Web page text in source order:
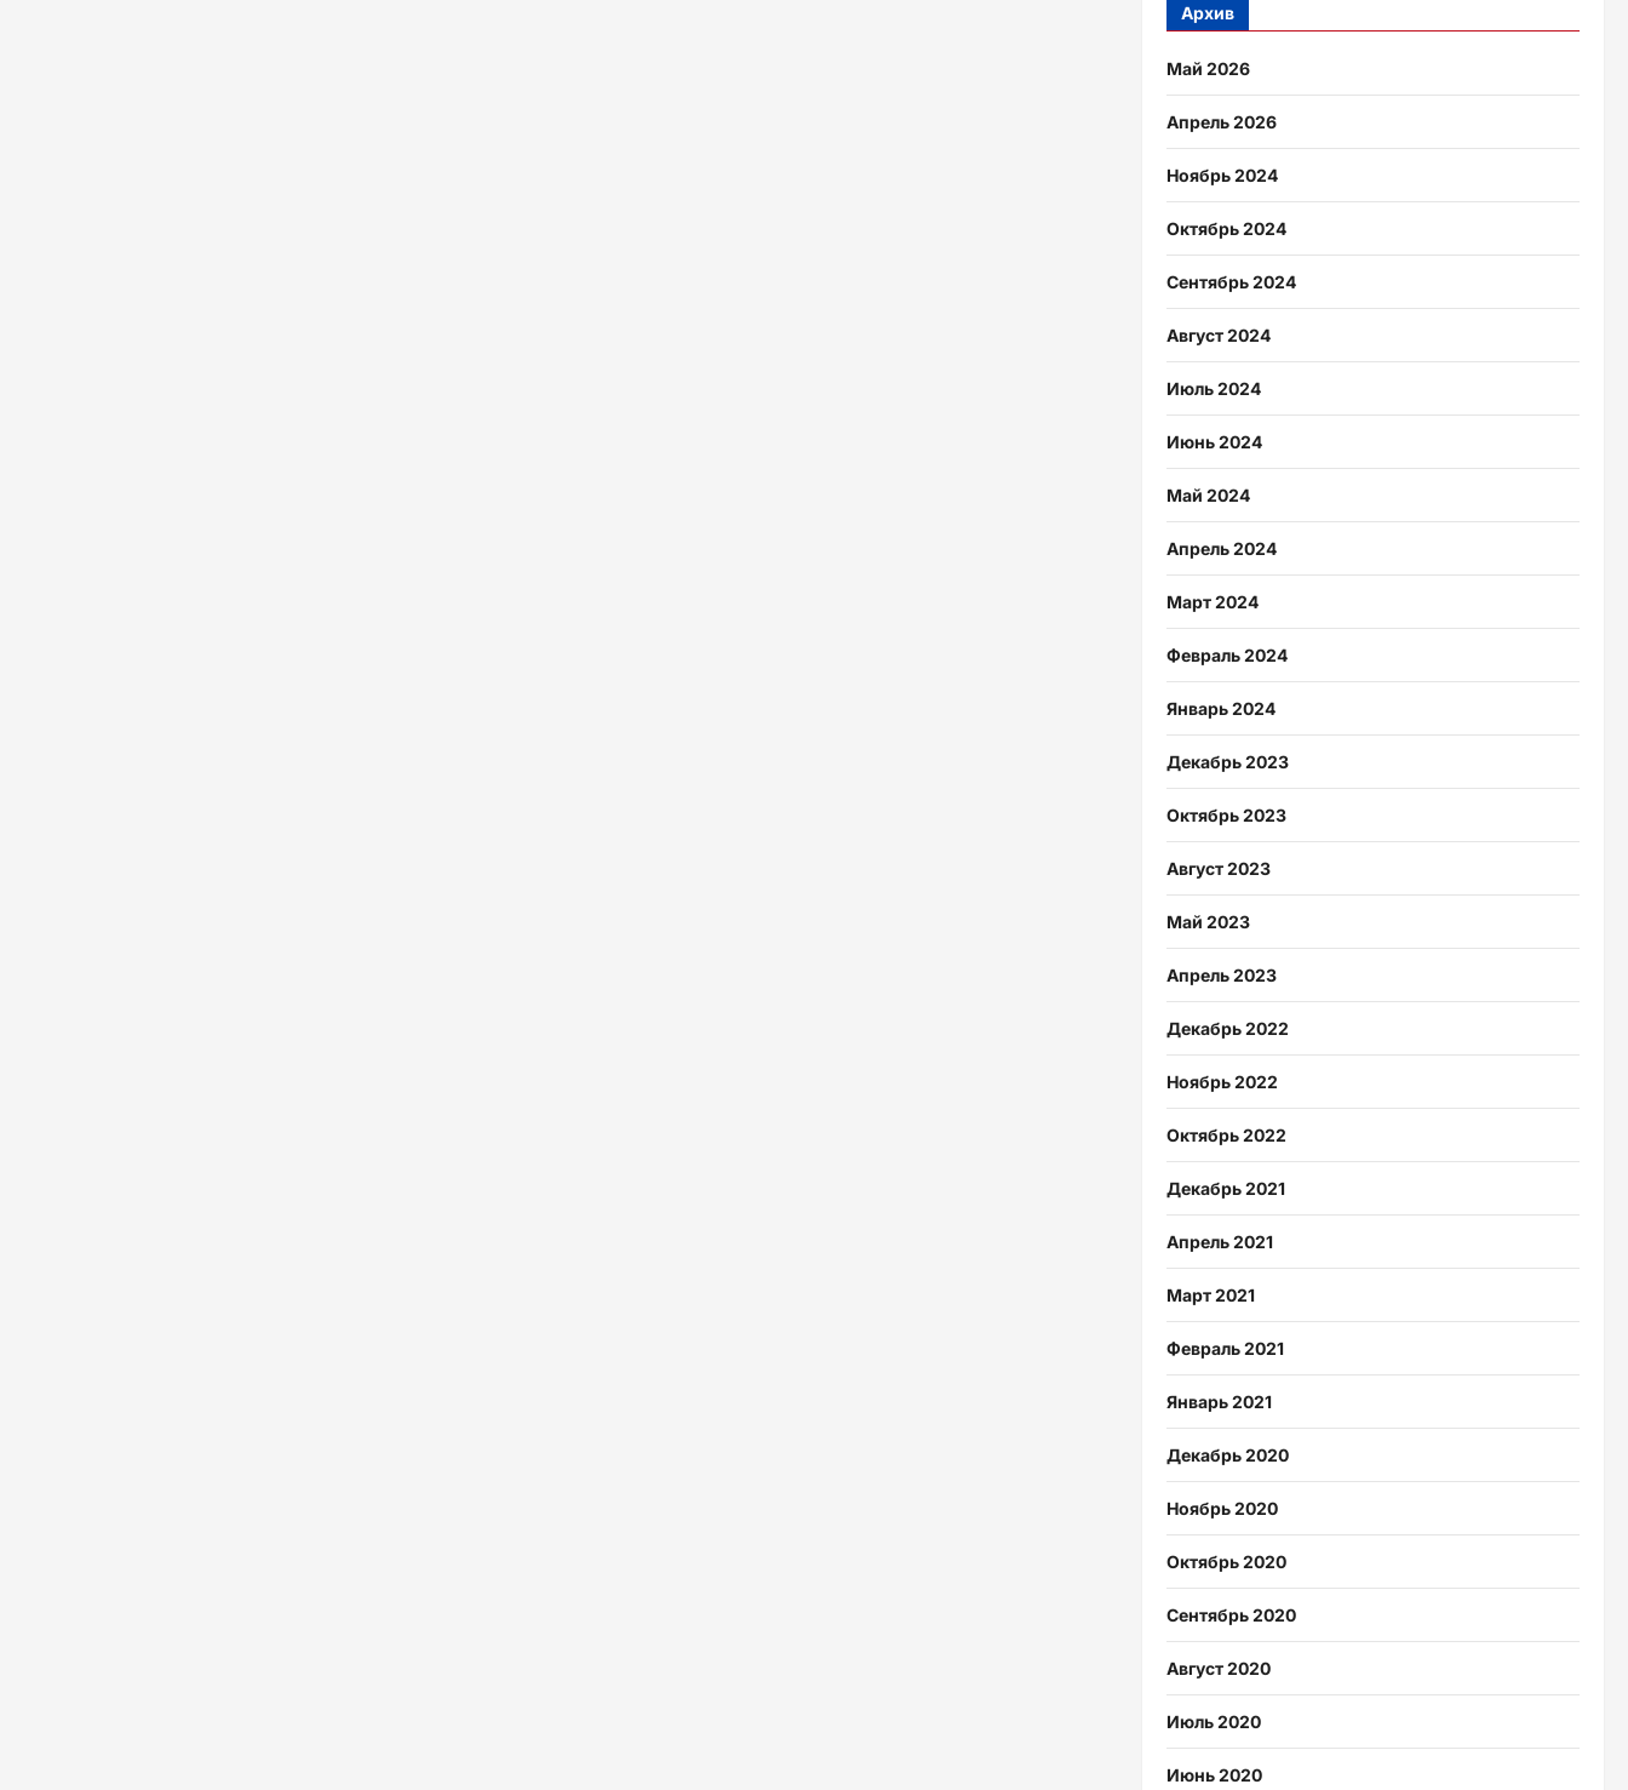
Архив
Май 2026
Апрель 2026
Ноябрь 2024
Октябрь 2024
Сентябрь 2024
Август 2024
Июль 2024
Июнь 2024
Май 2024
Апрель 2024
Март 2024
Февраль 2024
Январь 2024
Декабрь 2023
Октябрь 2023
Август 2023
Май 2023
Апрель 2023
Декабрь 2022
Ноябрь 2022
Октябрь 2022
Декабрь 2021
Апрель 2021
Март 2021
Февраль 2021
Январь 2021
Декабрь 2020
Ноябрь 2020
Октябрь 2020
Сентябрь 2020
Август 2020
Июль 2020
Июнь 2020